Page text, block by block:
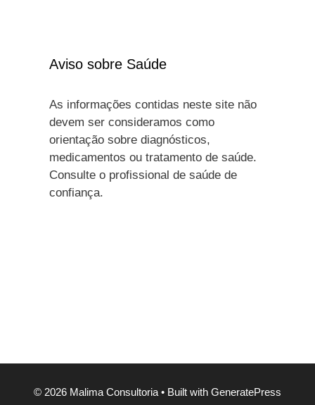
Aviso sobre Saúde
As informações contidas neste site não
devem ser consideramos como
orientação sobre diagnósticos,
medicamentos ou tratamento de saúde.
Consulte o profissional de saúde de
confiança.
© 2026 Malima Consultoria • Built with GeneratePress